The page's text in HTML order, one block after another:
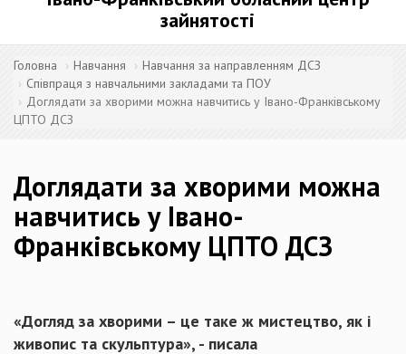
зайнятості
Головна Навчання
Навчання за направленням ДСЗ
Співпраця з навчальними закладами та ПОУ
Доглядати за хворими можна навчитись у Івано-Франківському
ЦПТО ДСЗ
Доглядати за хворими можна
навчитись у Івано-
Франківському ЦПТО ДСЗ
«Догляд за хворими – це таке ж мистецтво, як і
живопис та скульптура», - писала